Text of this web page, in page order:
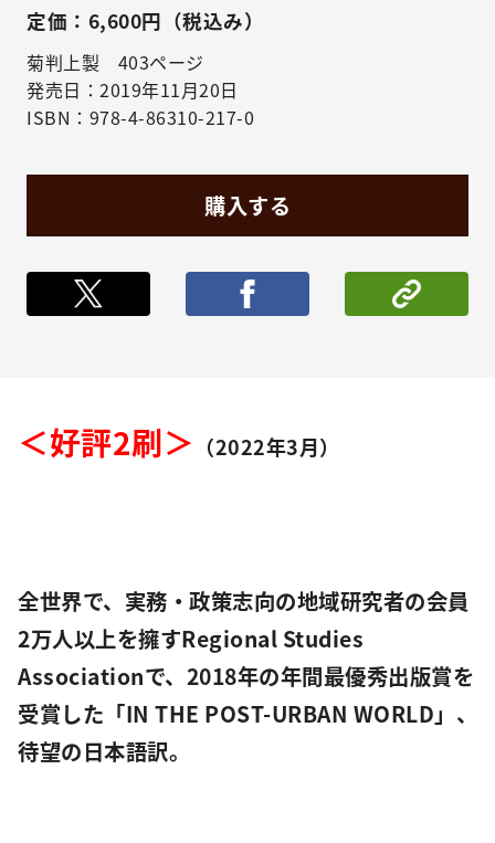
定価：6,600円（税込み）
菊判上製 403ページ
発売日：2019年11月20日
ISBN：978-4-86310-217-0
購入する
ポストする シェア
＜好評2刷＞ （2022年3月）
全世界で、実務・政策志向の地域研究者の会員
2万人以上を擁すRegional Studies
Associationで、2018年の年間最優秀出版賞を
受賞した「IN THE POST-URBAN WORLD」、
待望の日本語訳。